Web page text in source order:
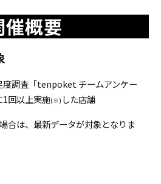
催概要
度調査「tenpoket チームアンケー
1回以上実施(※) した店舗
合は、最新データが対象となりま